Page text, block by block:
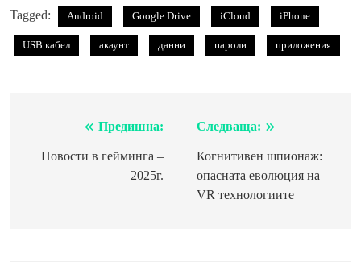
Tagged: Android Google Drive iCloud iPhone
USB кабел акаунт данни пароли приложения
НавигацияПредишна:
Новости в гейминга –
2025г.
Следваща:
Когнитивен шпионаж:
опасната еволюция на
VR технологиите